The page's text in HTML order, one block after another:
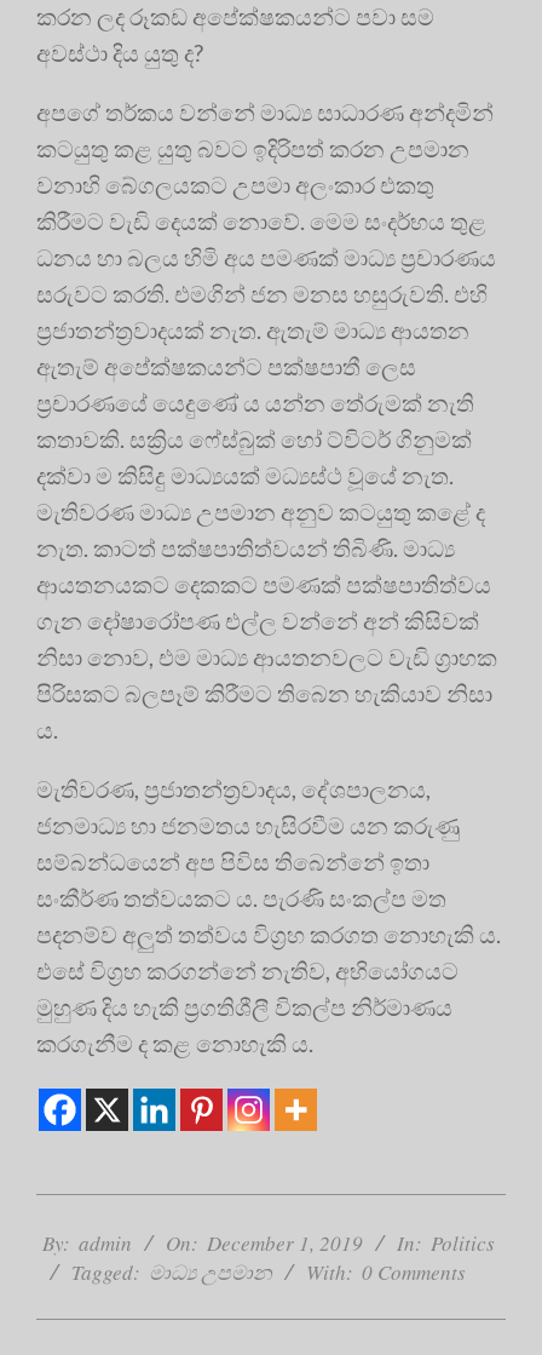
කරන ලද රූකඩ අපේක්ෂකයන්ට පවා සම
අවස්ථා දිය යුතු ද?
අපගේ තර්කය වන්නේ මාධ්‍ය සාධාරණ අන්දමින්
කටයුතු කළ යුතු බවට ඉදිරිපත් කරන උපමාන
වනාහි බේගලයකට උපමා අලංකාර එකතු
කිරීමට වැඩි දෙයක් නොවේ. මෙම සංදර්භය තුළ
ධනය හා බලය හිමි අය පමණක් මාධ්‍ය ප්‍රචාරණය
සරුවට කරති. එමගින් ජන මනස හසුරුවති. එහි
ප්‍රජාතන්ත්‍රවාදයක් නැත. ඇතැම් මාධ්‍ය ආයතන
ඇතැම් අපේක්ෂකයන්ට පක්ෂපාතී ලෙස
ප්‍රචාරණයේ යෙදුණේ ය යන්න තේරුමක් නැති
කතාවකි. සක්‍රිය ෆේස්බුක් හෝ ට්විටර් ගිනුමක්
දක්වා ම කිසිදු මාධ්‍යයක් මධ්‍යස්ථ වූයේ නැත.
මැතිවරණ මාධ්‍ය උපමාන අනුව කටයුතු කළේ ද
නැත. කාටත් පක්ෂපාතිත්වයන් තිබිණි. මාධ්‍ය
ආයතනයකට දෙකකට පමණක් පක්ෂපාතිත්වය
ගැන දෝෂාරෝපණ එල්ල වන්නේ අන් කිසිවක්
නිසා නොව, එම මාධ්‍ය ආයතනවලට වැඩි ග්‍රාහක
පිරිසකට බලපෑම් කිරීමට තිබෙන හැකියාව නිසා
ය.
මැතිවරණ, ප්‍රජාතන්ත්‍රවාදය, දේශපාලනය,
ජනමාධ්‍ය හා ජනමතය හැසිරවීම යන කරුණු
සම්බන්ධයෙන් අප පිවිස තිබෙන්නේ ඉතා
සංකීර්ණ තත්වයකට ය. පැරණි සංකල්ප මත
පදනම්ව අලුත් තත්වය විග්‍රහ කරගත නොහැකි ය.
එසේ විග්‍රහ කරගන්නේ නැතිව, අභියෝගයට
මුහුණ දිය හැකි ප්‍රගතිශීලී විකල්ප නිර්මාණය
කරගැනීම ද කළ නොහැකි ය.
12-
01
By: admin On: December 1, 2019 In: Politics
Tagged: මාධ්‍ය උපමාන With: 0 Comments